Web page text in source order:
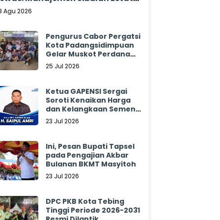
Agu 2026
Pengurus Cabor Pergatsi
Kota Padangsidimpuan
Gelar Muskot Perdana
2026 - 2030
25 Jul 2026
Ketua GAPENSI Sergai
Soroti Kenaikan Harga
dan Kelangkaan Semen,
Minta Pemerintah
23 Jul 2026
Ini, Pesan Bupati Tapsel
pada Pengajian Akbar
Bulanan BKMT Masyitoh
23 Jul 2026
DPC PKB Kota Tebing
Tinggi Periode 2026-2031